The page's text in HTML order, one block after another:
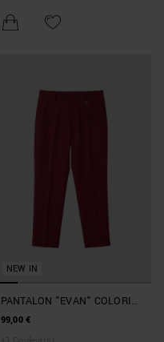
PLAQUE MÉTALLIQUE SUR
NEW IN
PANTALON "EVAN" COLORIS
BORDEAUX RELAXED FIT EN
99,00 €